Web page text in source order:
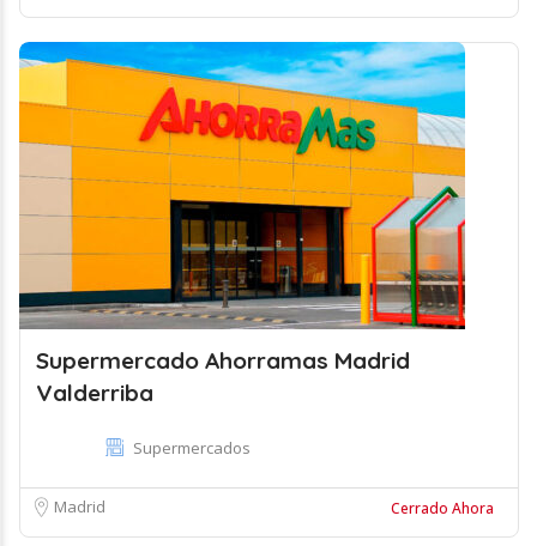
Supermercado Ahorramas Madrid
Valderriba
Supermercados
Madrid Cerrado Ahora